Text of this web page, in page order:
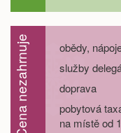
29.08. - 01.09.26
29.08. - 02.09.26
29.08. - 03.09.26
29.08. - 05.09.26
Cena nezahrnuje
obědy,
služby
doprava
pobytová
na místě od